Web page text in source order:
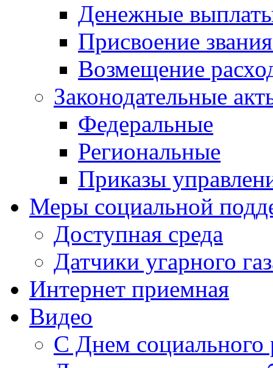
Денежные
Присвоение
Возмещение
Законодательные
Федеральные
Региональные
Приказы
Меры социальной
Доступная среда
Датчики угарного
Интернет приемная
Видео
С Днем социального